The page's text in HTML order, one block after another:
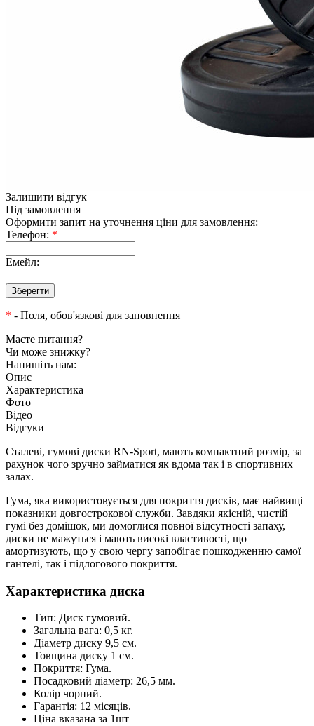
Залишити відгук
Під замовлення
Оформити запит на уточнення ціни для замовлення:
Телефон: *
Емейл:
* - Поля, обов'язкові для заповнення
Маєте питання?
Чи може знижку?
Напишіть нам:
Опис
Характеристика
Фото
Відео
Відгуки
Сталеві, гумові диски RN-Sport, мають компактний розмір, за
рахунок чого зручно займатися як вдома так і в спортивних
залах.
Гума, яка використовується для покриття дисків, має найвищі
показники довгострокової служби. Завдяки якісній, чистій
гумі без домішок, ми домоглися повної відсутності запаху,
диски не мажуться і мають високі властивості, що
амортизують, що у свою чергу запобігає пошкодженню самої
гантелі, так і підлогового покриття.
Характеристика диска
Тип: Диск гумовий.
Загальна вага: 0,5 кг.
Діаметр диску 9,5 см.
Товщина диску 1 см.
Покриття: Гума.
Посадковий діаметр: 26,5 мм.
Колір чорний.
Гарантія: 12 місяців.
Ціна вказана за 1шт